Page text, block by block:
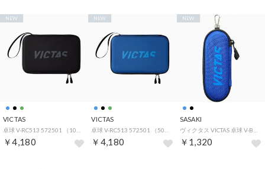
VICTAS
￥4,180
NEW
VICTAS
￥4,180
NEW
SASAKI
￥1,320
NEW